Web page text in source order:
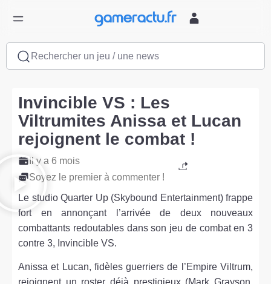
Rechercher un jeu / une news
Invincible VS : Les
Viltrumites Anissa et Lucan
rejoignent le combat !
Il y a 6 mois
Soyez le premier à commenter !
Le studio Quarter Up (Skybound Entertainment) frappe
fort en annonçant l’arrivée de deux nouveaux
combattants redoutables dans son jeu de combat en 3
contre 3, Invincible VS.
Anissa et Lucan, fidèles guerriers de l’Empire Viltrum,